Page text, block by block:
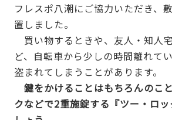
フレスポ八潮にご協力いただき、
置しました。
買い物するときや、友人・知人
ど、自転車から少しの時間離れて
盗まれてしまうことがあります。
鍵をかけることはもちろんのこ
クなどで2重施錠する『ツー・ロ